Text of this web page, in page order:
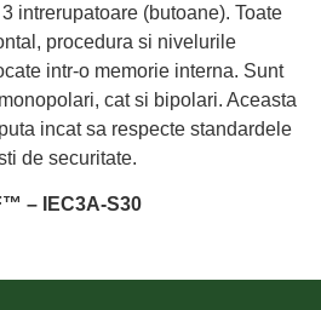
intrerupatoare (butoane). Toate
procedura si nivelurile
intr-o memorie interna. Sunt
cat si bipolari. Aceasta
incat sa respecte standardele
de securitate.
– IEC3A-S30